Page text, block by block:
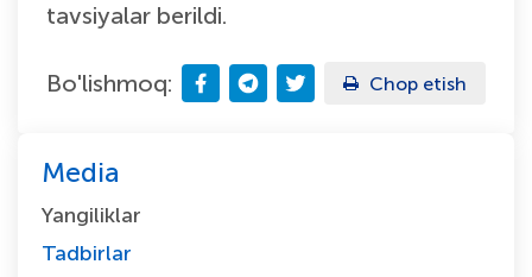
tavsiyalar berildi.
Bo'lishmoq: Chop etish
Media
Yangiliklar
Tadbirlar